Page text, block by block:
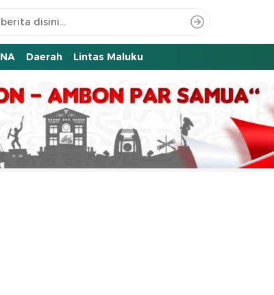
Daerah Lintas Maluku